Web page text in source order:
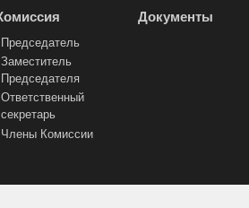
Председатель
Заместитель
Председателя
Ответственный
секретарь
Члены Комиссии
Документы